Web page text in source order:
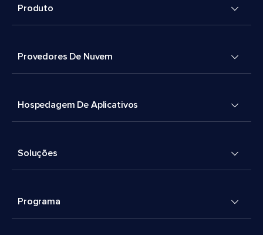
Produto
Provedores De Nuvem
Hospedagem De Aplicativos
Soluções
Programa